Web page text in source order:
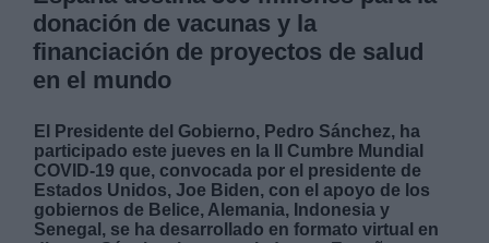
donación de vacunas y la
financiación de proyectos de salud
en el mundo
El Presidente del Gobierno, Pedro Sánchez, ha
participado este jueves en la II Cumbre Mundial
COVID-19 que, convocada por el presidente de
Estados Unidos, Joe Biden, con el apoyo de los
gobiernos de Belice, Alemania, Indonesia y
Senegal, se ha desarrollado en formato virtual en